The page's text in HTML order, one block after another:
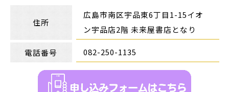
住所
広島市南区宇品東6丁目1-15イオ
ン宇品店2階 未来屋書店となり
電話番号 082-250-1135